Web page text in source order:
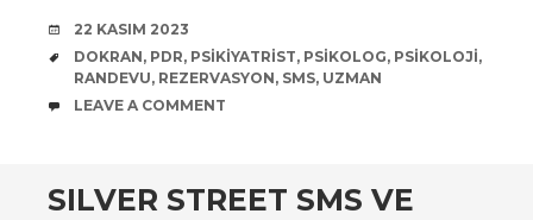
DATE
22 KASIM 2023
TAGS
DOKRAN, PDR, PSIKIYATRIST, PSIKOLOG, PSIKOLOJI,
RANDEVU, REZERVASYON, SMS, UZMAN
COMMENTS
LEAVE A COMMENT
SILVER STREET SMS VE